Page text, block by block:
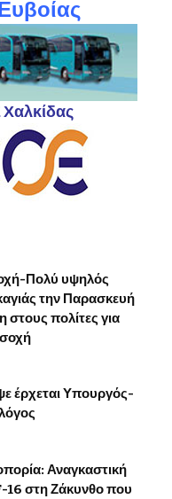
Πολύ υψηλός
την Παρασκευή
πολίτες για
έρχεται Υπουργός-
Αναγκαστική
16 στη Ζάκυνθο που